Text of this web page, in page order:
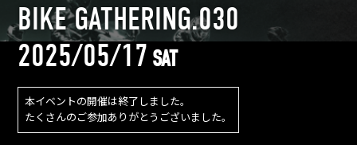
BIKE GATHERING.030
2025/05/17 SAT
本イベントの開催は終了しました。
たくさんのご参加ありがとうございました。